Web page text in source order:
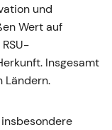
und
Wert auf
Insgesamt
Ländern.